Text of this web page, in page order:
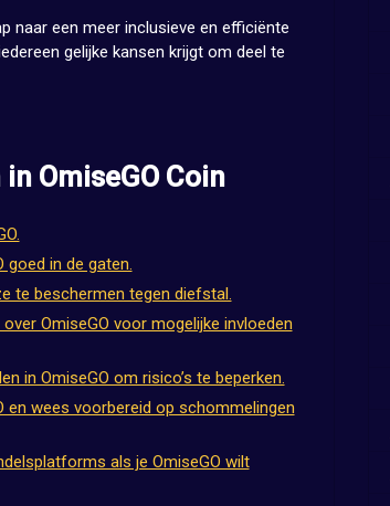
naar een meer inclusieve en efficiënte
gelijke kansen krijgt om deel te
OmiseGO Coin
in de gaten.
te beschermen tegen diefstal.
OmiseGO voor mogelijke invloeden
in OmiseGO om risico’s te beperken.
en wees voorbereid op schommelingen
als je OmiseGO wilt